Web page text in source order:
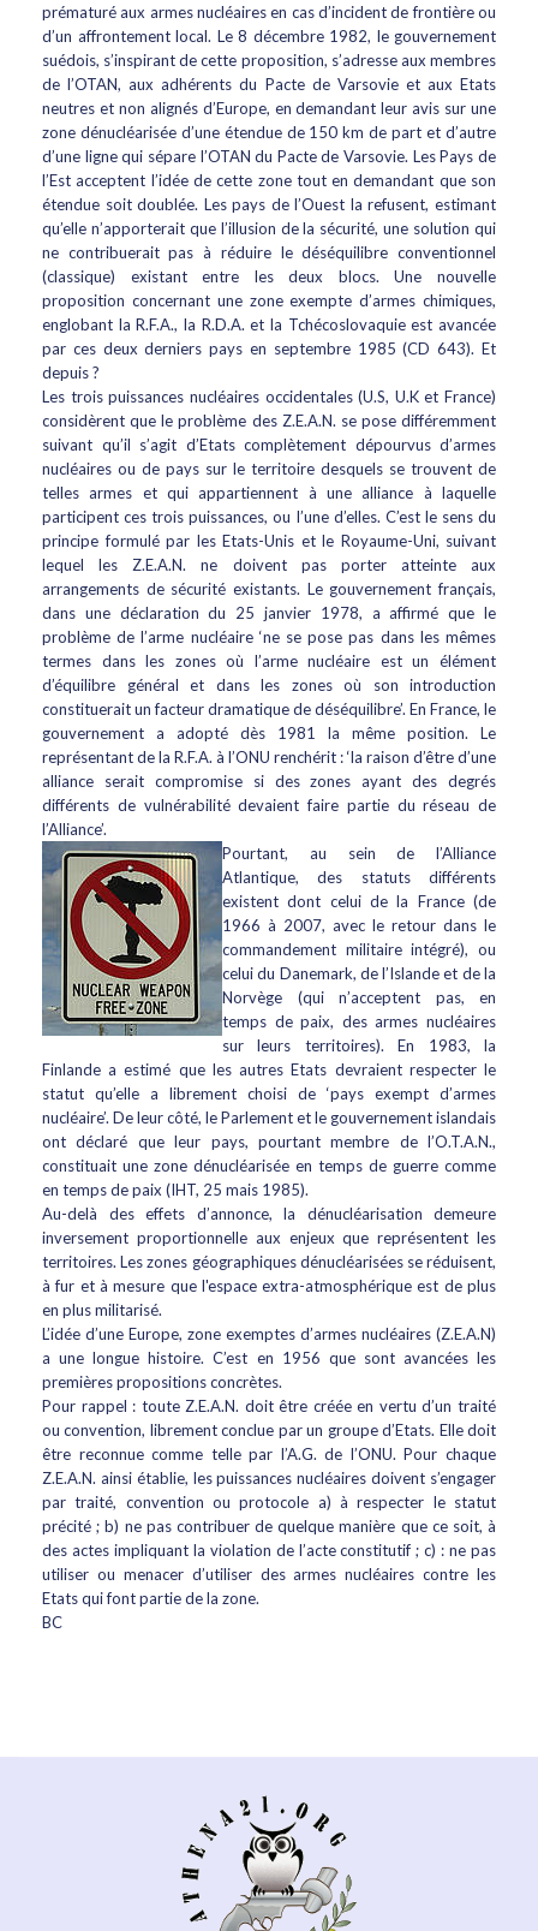
prématuré aux armes nucléaires en cas d’incident de frontière ou
d’un affrontement local. Le 8 décembre 1982, le gouvernement
suédois, s’inspirant de cette proposition, s’adresse aux membres
de l’OTAN, aux adhérents du Pacte de Varsovie et aux Etats
neutres et non alignés d’Europe, en demandant leur avis sur une
zone dénucléarisée d’une étendue de 150 km de part et d’autre
d’une ligne qui sépare l’OTAN du Pacte de Varsovie. Les Pays de
l’Est acceptent l’idée de cette zone tout en demandant que son
étendue soit doublée. Les pays de l’Ouest la refusent, estimant
qu’elle n’apporterait que l’illusion de la sécurité, une solution qui
ne contribuerait pas à réduire le déséquilibre conventionnel
(classique) existant entre les deux blocs. Une nouvelle
proposition concernant une zone exempte d’armes chimiques,
englobant la R.F.A., la R.D.A. et la Tchécoslovaquie est avancée
par ces deux derniers pays en septembre 1985 (CD 643). Et
depuis ?
Les trois puissances nucléaires occidentales (U.S, U.K et France)
considèrent que le problème des Z.E.A.N. se pose différemment
suivant qu’il s’agit d’Etats complètement dépourvus d’armes
nucléaires ou de pays sur le territoire desquels se trouvent de
telles armes et qui appartiennent à une alliance à laquelle
participent ces trois puissances, ou l’une d’elles. C’est le sens du
principe formulé par les Etats-Unis et le Royaume-Uni, suivant
lequel les Z.E.A.N. ne doivent pas porter atteinte aux
arrangements de sécurité existants. Le gouvernement français,
dans une déclaration du 25 janvier 1978, a affirmé que le
problème de l’arme nucléaire ‘ne se pose pas dans les mêmes
termes dans les zones où l’arme nucléaire est un élément
d’équilibre général et dans les zones où son introduction
constituerait un facteur dramatique de déséquilibre’. En France, le
gouvernement a adopté dès 1981 la même position. Le
représentant de la R.F.A. à l’ONU renchérit : ‘la raison d’être d’une
alliance serait compromise si des zones ayant des degrés
différents de vulnérabilité devaient faire partie du réseau de
l’Alliance’.
Pourtant, au sein de l’Alliance
Atlantique, des statuts différents
existent dont celui de la France (de
1966 à 2007, avec le retour dans le
commandement militaire intégré), ou
celui du Danemark, de l’Islande et de la
Norvège (qui n’acceptent pas, en
temps de paix, des armes nucléaires
sur leurs territoires). En 1983, la
Finlande a estimé que les autres Etats devraient respecter le
statut qu’elle a librement choisi de ‘pays exempt d’armes
nucléaire’. De leur côté, le Parlement et le gouvernement islandais
ont déclaré que leur pays, pourtant membre de l’O.T.A.N.,
constituait une zone dénucléarisée en temps de guerre comme
en temps de paix (IHT, 25 mais 1985).
Au-delà des effets d’annonce, la dénucléarisation demeure
inversement proportionnelle aux enjeux que représentent les
territoires. Les zones géographiques dénucléarisées se réduisent,
à fur et à mesure que l'espace extra-atmosphérique est de plus
en plus militarisé.
L’idée d’une Europe, zone exemptes d’armes nucléaires (Z.E.A.N)
a une longue histoire. C’est en 1956 que sont avancées les
premières propositions concrètes.
Pour rappel : toute Z.E.A.N. doit être créée en vertu d’un traité
ou convention, librement conclue par un groupe d’Etats. Elle doit
être reconnue comme telle par l’A.G. de l’ONU. Pour chaque
Z.E.A.N. ainsi établie, les puissances nucléaires doivent s’engager
par traité, convention ou protocole a) à respecter le statut
précité ; b) ne pas contribuer de quelque manière que ce soit, à
des actes impliquant la violation de l’acte constitutif ; c) : ne pas
utiliser ou menacer d’utiliser des armes nucléaires contre les
Etats qui font partie de la zone.
BC